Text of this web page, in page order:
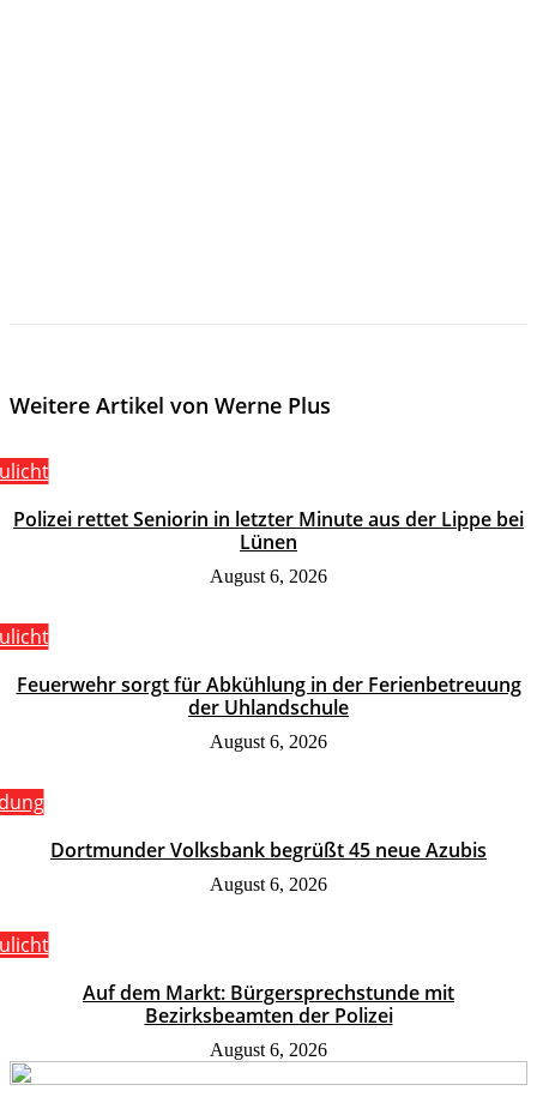
Weitere Artikel von Werne Plus
Polizei rettet Seniorin in letzter Minute aus der Lippe bei
Lünen
August 6, 2026
Feuerwehr sorgt für Abkühlung in der Ferienbetreuung
der Uhlandschule
August 6, 2026
Dortmunder Volksbank begrüßt 45 neue Azubis
August 6, 2026
Auf dem Markt: Bürgersprechstunde mit
Bezirksbeamten der Polizei
August 6, 2026